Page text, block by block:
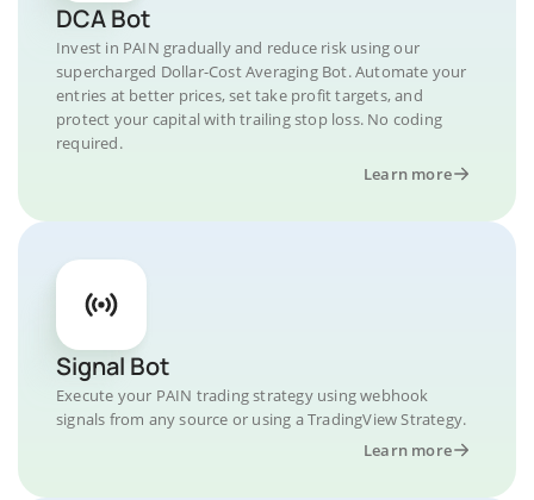
DCA Bot
Invest in PAIN gradually and reduce risk using our
supercharged Dollar-Cost Averaging Bot. Automate your
entries at better prices, set take profit targets, and
protect your capital with trailing stop loss. No coding
required.
Learn more
Signal Bot
Execute your PAIN trading strategy using webhook
signals from any source or using a TradingView Strategy.
Learn more